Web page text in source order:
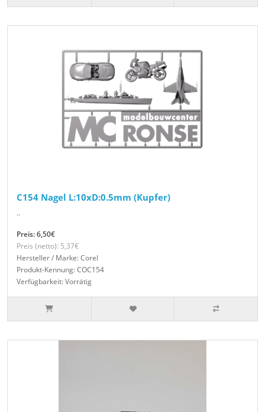
C154 Nagel L:10xD:0.5mm (Kupfer)
..
Preis: 6,50€
Preis (netto): 5,37€
Hersteller / Marke: Corel
Produkt-Kennung: COC154
Verfügbarkeit: Vorrätig